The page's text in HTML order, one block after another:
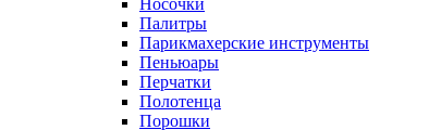
Носочки
Палитры
Парикмахерские инструменты
Пеньюары
Перчатки
Полотенца
Порошки